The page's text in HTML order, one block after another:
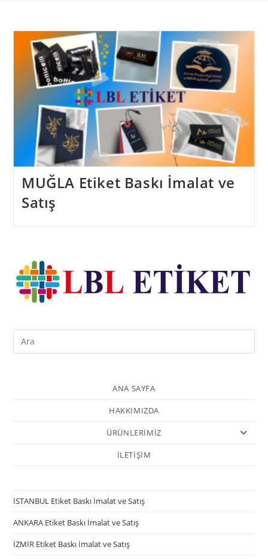
MUĞLA Etiket Baskı İmalat ve
Satış
ANA SAYFA
HAKKIMIZDA
ÜRÜNLERİMİZ
İLETİŞİM
İSTANBUL Etiket Baskı İmalat ve Satış
ANKARA Etiket Baskı İmalat ve Satış
İZMİR Etiket Baskı İmalat ve Satış